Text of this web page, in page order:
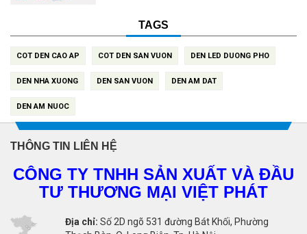
TAGS
COT DEN CAO AP COT DEN SAN VUON DEN LED DUONG PHO
DEN NHA XUONG DEN SAN VUON DEN AM DAT
DEN AM NUOC
THÔNG TIN LIÊN HỆ
CÔNG TY TNHH SẢN XUẤT VÀ ĐẦU
TƯ THƯƠNG MẠI VIỆT PHÁT
Địa chỉ: Số 2D ngõ 531 đường Bát Khối, Phường